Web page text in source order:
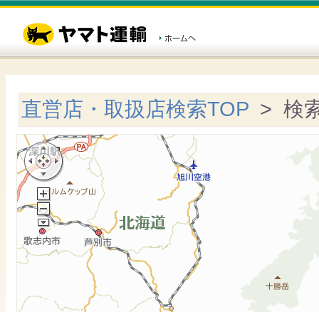
直営店・取扱店検索TOP > 検